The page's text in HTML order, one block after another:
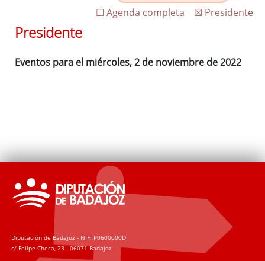
☒ Presidente
☐ Agenda completa
Presidente
Eventos para el miércoles, 2 de noviembre de 2022
Diputación de Badajoz - NIF: P0600000D
c/ Felipe Checa, 23 - 06071 Badajoz